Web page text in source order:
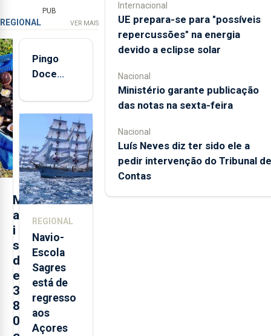
PUB
REGIONAL VER MAIS
M
a
i
s
d
e
3
8
0
Pingo
Doce
quinta-
feira nova
loja em
São
Sebastião
e cria 30
postos de
REGIONAL
Navio-
Escola
Sagres
está de
regresso
aos
Açores
Internacional
UE prepara-se para "possíveis
repercussões" na energia
devido a eclipse solar
Nacional
Ministério garante publicação
das notas na sexta-feira
Nacional
Luís Neves diz ter sido ele a
pedir intervenção do Tribunal de
Contas